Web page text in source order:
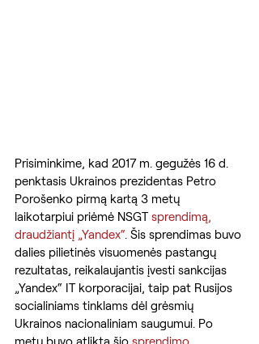
Prisiminkime, kad 2017 m. gegužės 16 d.
penktasis Ukrainos prezidentas Petro
Porošenko pirmą kartą 3 metų
laikotarpiui priėmė NSGT sprendimą,
draudžiantį „Yandex“. Šis sprendimas buvo
dalies pilietinės visuomenės pastangų
rezultatas, reikalaujantis įvesti sankcijas
„Yandex“ IT korporacijai, taip pat Rusijos
socialiniams tinklams dėl grėsmių
Ukrainos nacionaliniam saugumui. Po
metų buvo atlikta šio sprendimo